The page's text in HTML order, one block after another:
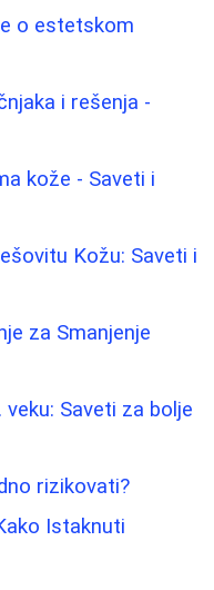
o estetskom
i rešenja -
kože - Saveti i
Kožu: Saveti i
za Smanjenje
Saveti za bolje
rizikovati?
Istaknuti